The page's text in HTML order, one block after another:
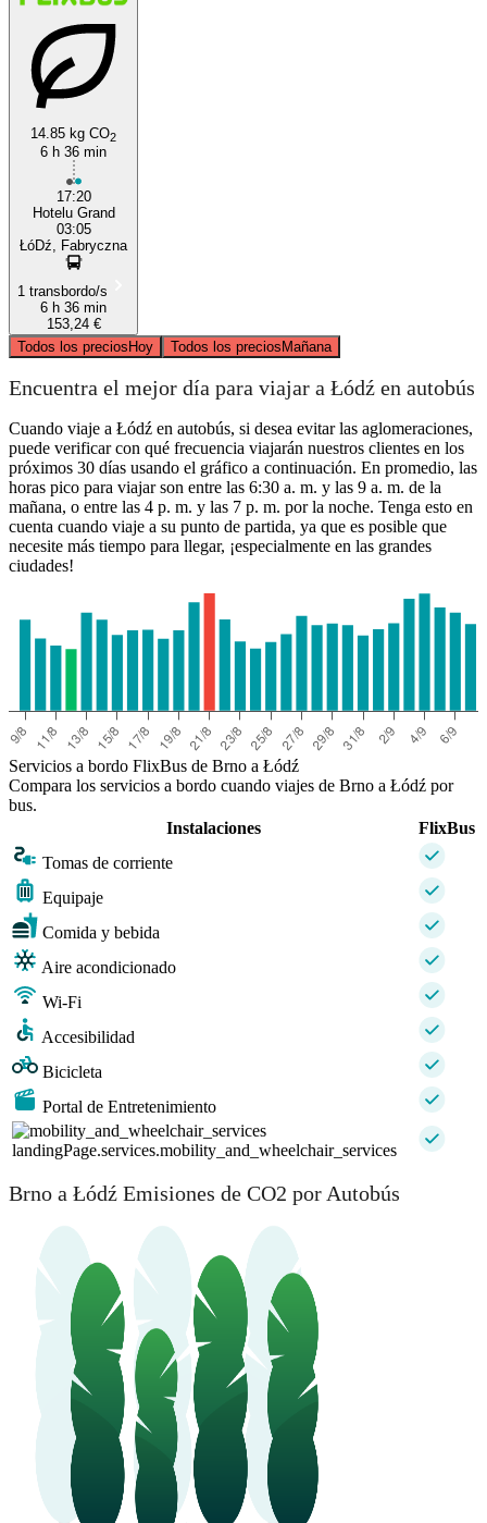
14.85 kg CO2
6 h 36 min
17:20
Hotelu Grand
03:05
ŁóDź, Fabryczna
1 transbordo/s
6 h 36 min
153,24 €
Todos los preciosHoy Todos los preciosMañana
Encuentra el mejor día para viajar a Łódź en autobús
Cuando viaje a Łódź en autobús, si desea evitar las aglomeraciones,
puede verificar con qué frecuencia viajarán nuestros clientes en los
próximos 30 días usando el gráfico a continuación. En promedio, las
horas pico para viajar son entre las 6:30 a. m. y las 9 a. m. de la
mañana, o entre las 4 p. m. y las 7 p. m. por la noche. Tenga esto en
cuenta cuando viaje a su punto de partida, ya que es posible que
necesite más tiempo para llegar, ¡especialmente en las grandes
ciudades!
Servicios a bordo FlixBus de Brno a Łódź
Compara los servicios a bordo cuando viajes de Brno a Łódź por
bus.
Instalaciones
FlixBus
Tomas de corriente
Equipaje
Comida y bebida
Aire acondicionado
Wi-Fi
Accesibilidad
Bicicleta
Portal de Entretenimiento
landingPage.services.mobility_and_wheelchair_services
Brno a Łódź Emisiones de CO2 por Autobús